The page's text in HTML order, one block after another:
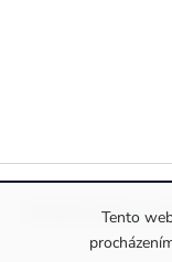
Tento
Pravidla ochrany a